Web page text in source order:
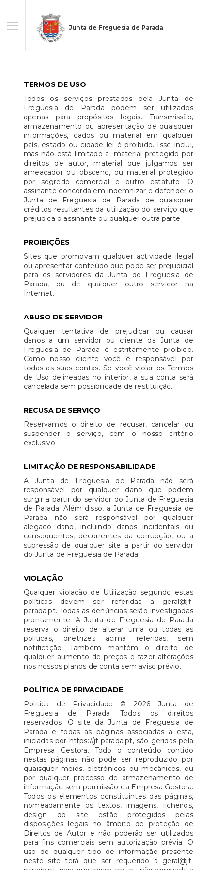
Junta de Freguesia de Parada
TERMOS DE USO
Todos os serviços prestados pela Junta de
Freguesia de Parada podem ser utilizados
apenas para propósitos legais. Transmissão,
armazenamento ou apresentação de quaisquer
informações, dados ou material em qualquer
país, estado ou cidade lei é proibido. Isso inclui,
mas não está limitado a: material protegido por
direitos de autor, material que julgamos ser
ameaçador ou obsceno, ou material protegido
por segredo comercial e outro estatuto. O
assinante concorda em indemnizar e defender o
Junta de Freguesia de Parada de quaisquer
créditos resultantes da utilização do serviço que
prejudica o assinante ou qualquer outra parte.
PROIBIÇÕES
Sites que promovam qualquer actividade ilegal
ou apresentar conteúdo que pode ser prejudicial
para os servidores da Junta de Freguesia de
Parada, ou de qualquer outro servidor na
Internet.
ABUSO DE SERVIDOR
Qualquer tentativa de prejudicar ou causar
danos a um servidor ou cliente da Junta de
Freguesia de Parada é estritamente proibido.
Como nosso cliente você é responsável por
todas as suas contas. Se você violar os Termos
de Uso delineadas no interior, a sua conta será
cancelada sem possibilidade de restituição.
RECUSA DE SERVIÇO
Reservamos o direito de recusar, cancelar ou
suspender o serviço, com o nosso critério
exclusivo.
LIMITAÇÃO DE RESPONSABILIDADE
A Junta de Freguesia de Parada não será
responsável por qualquer dano que podem
surgir a partir do servidor do Junta de Freguesia
de Parada. Além disso, a Junta de Freguesia de
Parada não será responsável por qualquer
alegado dano, incluindo danos incidentais ou
consequentes, decorrentes da corrupção, ou a
supressão de qualquer site a partir do servidor
do Junta de Freguesia de Parada.
VIOLAÇÃO
Qualquer violação de Utilização segundo estas
políticas devem ser referidas a geral@jf-
parada.pt. Todas as denúncias serão investigadas
prontamente. A Junta de Freguesia de Parada
reserva o direito de alterar uma ou todas as
políticas, diretrizes acima referidas, sem
notificação. Também mantém o direito de
qualquer aumento de preços e fazer alterações
nos nossos planos de conta sem aviso prévio.
POLÍTICA DE PRIVACIDADE
Politica de Privacidade © 2026 Junta de
Freguesia de Parada Todos os direitos
reservados. O site da Junta de Freguesia de
Parada e todas as páginas associadas a esta,
iniciadas por https://jf-parada.pt, são geridas pela
Empresa Gestora. Todo o conteúdo contido
nestas páginas não pode ser reproduzido por
quaisquer meios, eletrónicos ou mecânicos, ou
por qualquer processo de armazenamento de
informação sem permissão da Empresa Gestora.
Todos os elementos constituintes das páginas,
nomeadamente os textos, imagens, ficheiros,
design do site estão protegidos pelas
disposições legais no âmbito de proteção de
Direitos de Autor e não poderão ser utilizados
para fins comerciais sem autorização prévia. O
uso de qualquer tipo de informação presente
neste site terá que ser requerido a geral@jf-